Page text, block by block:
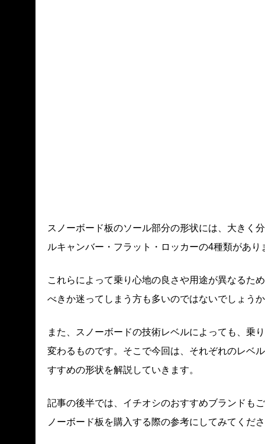
スノーボード板のソール部分の形状には、大きく
ルキャンバー・フラット・ロッカーの4種類があり
これらによって乗り心地の良さや用途が異なるた
べきか迷ってしまう方も多いのではないでしょう
また、スノーボードの技術レベルによっても、乗
変わるものです。そこで今回は、それぞれのレベ
すすめの形状を解説していきます。
記事の後半では、イチオシのおすすめブランドも
ノーボード板を購入する際の参考にしてみてくだ